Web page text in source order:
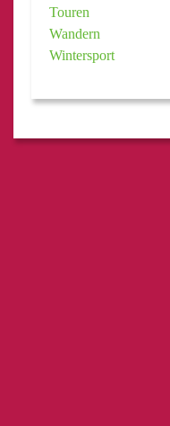
Touren
Wandern
Wintersport